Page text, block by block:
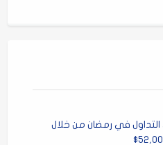
في رمضان من خلال